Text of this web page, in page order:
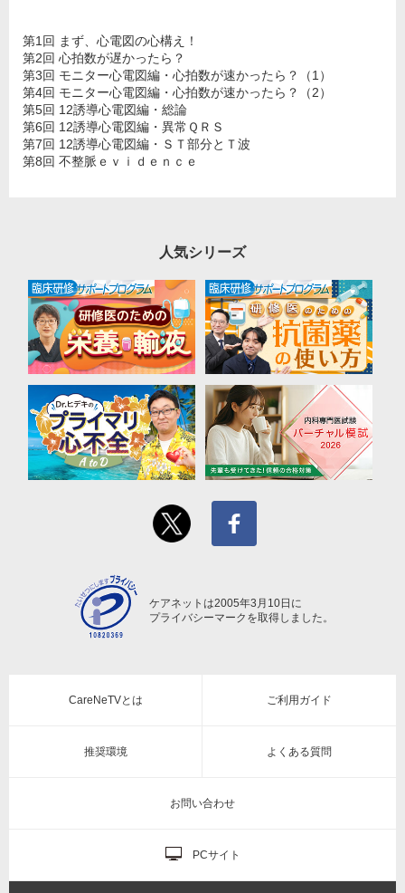
第1回 まず、心電図の心構え！
第2回 心拍数が遅かったら？
第3回 モニター心電図編・心拍数が速かったら？（1）
第4回 モニター心電図編・心拍数が速かったら？（2）
第5回 12誘導心電図編・総論
第6回 12誘導心電図編・異常ＱＲＳ
第7回 12誘導心電図編・ＳＴ部分とＴ波
第8回 不整脈ｅｖｉｄｅｎｃｅ
人気シリーズ
ケアネットは2005年3月10日に
プライバシーマークを取得しました。
CareNeTVとは ご利用ガイド
推奨環境 よくある質問
お問い合わせ
PCサイト